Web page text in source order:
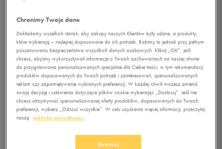
UMBRO OCHRANIACZE
Chronimy Twoje dane
Dokładamy wszelkich starań, aby zakupy naszych Klientów były udane, a produkty,
które wybierają – najlepiej dopasowane do ich potrzeb. Robimy to jednak przy pełnym
poszanowaniu bezpieczeństwa wszystkich danych osobowych. Kliknij „OK”, jeśli
chcesz, abyśmy wykorzystywali informacje o Twoich zachowaniach na naszej stronie
do przygotowania personalizowanych specjalnie dla Ciebie treści, w tym rekomendacji
produktów dopasowanych do Twoich potrzeb i zainteresowań, spersonalizowanych
reklam czy zapamiętywanie wybranych preferencji. W każdej chwili możesz zmienić
swoją decyzję i ustawienia dotyczące plików cookie wybierając „Dostosuj”. Jeśli nie
chcesz otrzymywać spersonalizowanej oferty produktów, dopasowanych do Twoich
preferencji, wybierz „Odrzuć wszystkie”. W celu uzyskania więcej informacji, przeczytaj
naszą
politykę prywatności.
Dostosuj